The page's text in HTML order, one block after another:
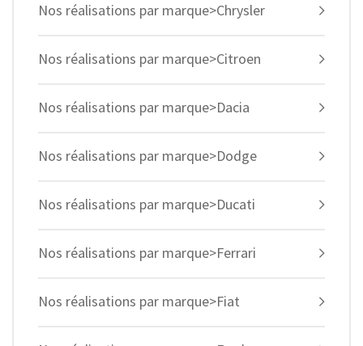
Nos réalisations par marque>Chrysler
Nos réalisations par marque>Citroen
Nos réalisations par marque>Dacia
Nos réalisations par marque>Dodge
Nos réalisations par marque>Ducati
Nos réalisations par marque>Ferrari
Nos réalisations par marque>Fiat